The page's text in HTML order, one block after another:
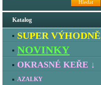
Hledat
Katalog
SUPER VÝHODNĚ
NOVINKY
OKRASNÉ KEŘE ↓
AZALKY